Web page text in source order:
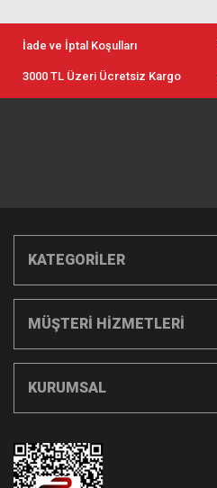
İade ve İptal Koşulları
3000 TL Üzeri Ücretsiz Kargo
KATEGORİLER
MÜŞTERİ HİZMETLERİ
KURUMSAL